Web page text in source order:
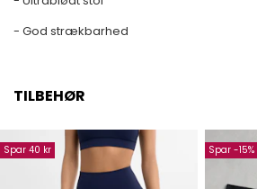
- God strækbarhed
TILBEHØR
Spar 40 kr Spar -15%